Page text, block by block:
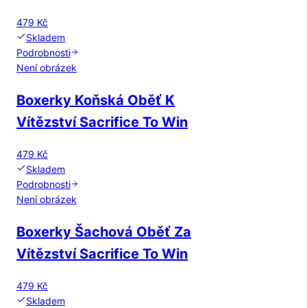
479 Kč
Skladem
Podrobnosti
Není obrázek
Boxerky Koňská Oběť K
Vítězství Sacrifice To Win
479 Kč
Skladem
Podrobnosti
Není obrázek
Boxerky Šachová Oběť Za
Vítězství Sacrifice To Win
479 Kč
Skladem